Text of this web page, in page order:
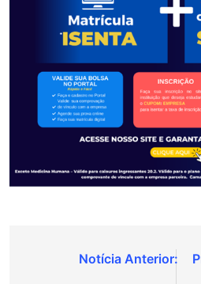
Navegação